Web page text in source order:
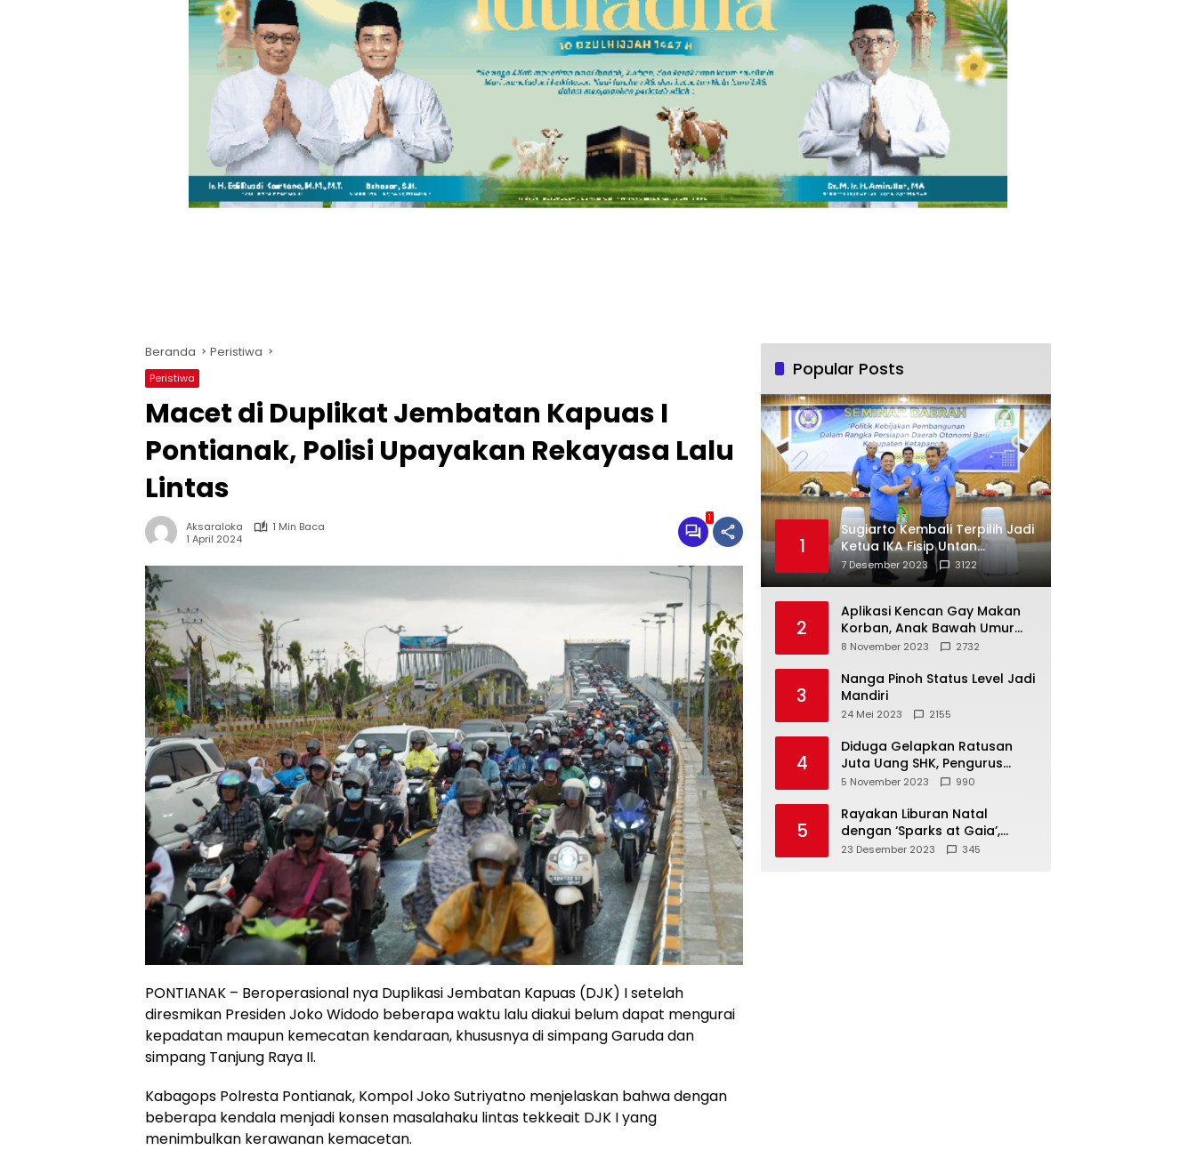
Beranda Peristiwa
Peristiwa
Macet di Duplikat Jembatan Kapuas I
Pontianak, Polisi Upayakan Rekayasa Lalu
Lintas
Aksaraloka
1 Min Baca
1 April 2024
1
PONTIANAK – Beroperasional nya Duplikasi Jembatan Kapuas (DJK) I setelah
diresmikan Presiden Joko Widodo beberapa waktu lalu diakui belum dapat mengurai
kepadatan maupun kemecatan kendaraan, khususnya di simpang Garuda dan
simpang Tanjung Raya II.
Kabagops Polresta Pontianak, Kompol Joko Sutriyatno menjelaskan bahwa dengan
beberapa kendala menjadi konsen masalahaku lintas tekkeait DJK I yang
menimbulkan kerawanan kemacetan.
Popular Posts
1
Sugiarto Kembali Terpilih Jadi
Ketua IKA Fisip Untan
Ketapang
7 Desember 2023 3122
2
Aplikasi Kencan Gay Makan
Korban, Anak Bawah Umur
Jadi Korban Persetubuhan
8 November 2023 2732
3
Nanga Pinoh Status Level Jadi
Mandiri
24 Mei 2023 2155
4
Diduga Gelapkan Ratusan
Juta Uang SHK, Pengurus
Koperasi SUB Dilaporkan ke
5 November 2023 990
5
Rayakan Liburan Natal
dengan ‘Sparks at Gaia’,
Sajikan Tempat Foto Estetik
23 Desember 2023 345